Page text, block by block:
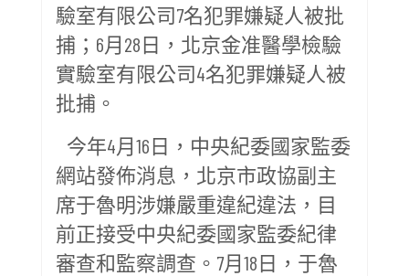
驗室有限公司7名犯罪嫌疑人被批
捕；6月28日，北京金准醫學檢驗
實驗室有限公司4名犯罪嫌疑人被
批捕。
今年4月16日，中央紀委國家監委
網站發佈消息，北京市政協副主
席于魯明涉嫌嚴重違紀違法，目
前正接受中央紀委國家監委紀律
審查和監察調查。7月18日，于魯